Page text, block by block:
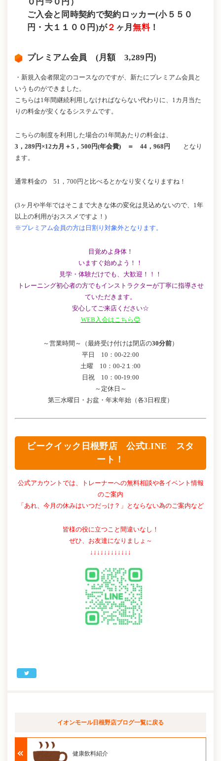
ご入会と同時契約で契約ロッカー(小５５０
円・大１１００円)が２ ヶ月無料！
プレミアム会員 (月額 3,289円)
・新規入会者限定のコースなのですが、新たにプレミアム会員と
いうものができました。
こちらは1年間継続利用しなければならない代わりに、1カ月当た
りの料金が安くなるシステムです。
こちらの制度を利用した場合の1年間あたりの料金は、
3，289円×12カ月＋5，500円(年会費) ＝
44，968円
となり
ます。
通常料金の 51，700円と比べるとかなり安くなりますね！
(3ヶ月や半年ではそこまで大きな体の変化は見込めないので、1年
以上の利用がおススメですよ！)
※プレミアム会員の方は日割り対象外となります。
目覚めよ身体！
いますぐ始めよう！！
見学・体験だけでも、大歓迎！！！
トレーニング初心者の方でもインストラクターが丁寧に指導させ
ていただきます。
安心してご来店ください☆
WEB入会はこちら😊
～営業時間～（最終受け付けは閉店の30分前）
平日 10：00-22:00
土曜 10：00-2１:00
日祝 10：00-19:00
～定休日～
第三水曜日・お盆・年末年始（各3日程度）
ビークイック日根野店 公式LINE スタ
ート！
公式アカウントでは、トレーナーへの無料相談や各イベント情報
のご案内
「あれ、今月の休みはいつだっけ？」とならない為のご案内など
皆様の役に立つこと間違いなし！
ぜひ、お友達になりましょ～
↓↓↓↓↓↓↓↓↓↓↓↓
イオンモール日根野店ブログ一覧に戻る
健康飲料紹介